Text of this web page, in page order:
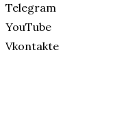
Telegram
YouTube
Vkontakte